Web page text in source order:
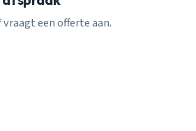
een offerte aan.